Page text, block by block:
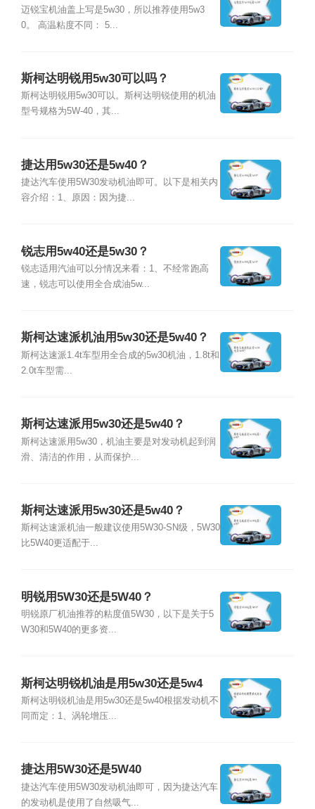
迈锐宝机油盖上写是5w30，所以推荐使用5w3
0。 高温粘度不同： 5...
斯柯达明锐用5w30可以吗？
斯柯达明锐用5w30可以。斯柯达明锐使用的机油
型号规格为5W-40，其...
捷达用5w30还是5w40？
捷达汽车使用5W30发动机油即可。以下是相关内
容介绍：1、原因：因为捷...
锐志用5w40还是5w30？
锐志适用汽油可以分情况来看：1、不经常跑高
速，锐志可以使用全合成油5w...
斯柯达速派机油用5w30还是5w40？
斯柯达速派1.4t车型用全合成的5w30机油，1.8t和
2.0t车型需...
斯柯达速派用5w30还是5w40？
斯柯达速派用5w30，机油主要是对发动机起到润
滑、清洁的作用，从而保护...
斯柯达速派用5w30还是5w40？
斯柯达速派机油一般建议使用5W30-SN级，5W30
比5W40更适配于...
明锐用5W30还是5W40？
明锐原厂机油推荐的粘度值5W30，以下是关于5
W30和5W40的更多资...
斯柯达明锐机油是用5w30还是5w4
0？
斯柯达明锐机油是用5w30还是5w40根据发动机不
同而定：1、涡轮增压...
捷达用5W30还是5W40
捷达汽车使用5W30发动机油即可，因为捷达汽车
的发动机是使用了自然吸气...